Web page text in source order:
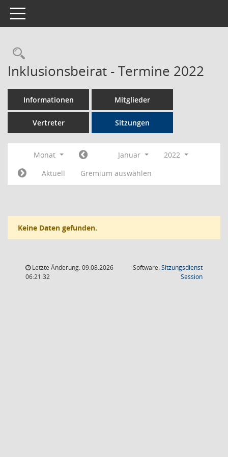
Toggle navigation
Rechercheauswahl
Inklusionsbeirat - Termine 2022
Informationen Mitglieder
Vertreter Sitzungen
Monat Januar
2022
Aktuell
Gremium auswählen
Keine Daten gefunden.
Letzte Änderung: 09.08.2026
06:21:32
Software:Sitzungsdienst
Session(Wird in